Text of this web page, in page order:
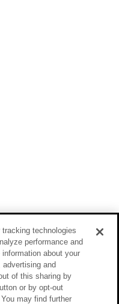
technologies
performance and
about your
and
of this sharing by
or by opt-out
may find further